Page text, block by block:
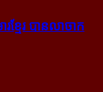
ខ្មែរ​ បាន​លាចាក​